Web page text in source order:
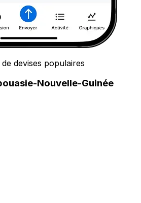
devises populaires
Nouvelle-Guinée